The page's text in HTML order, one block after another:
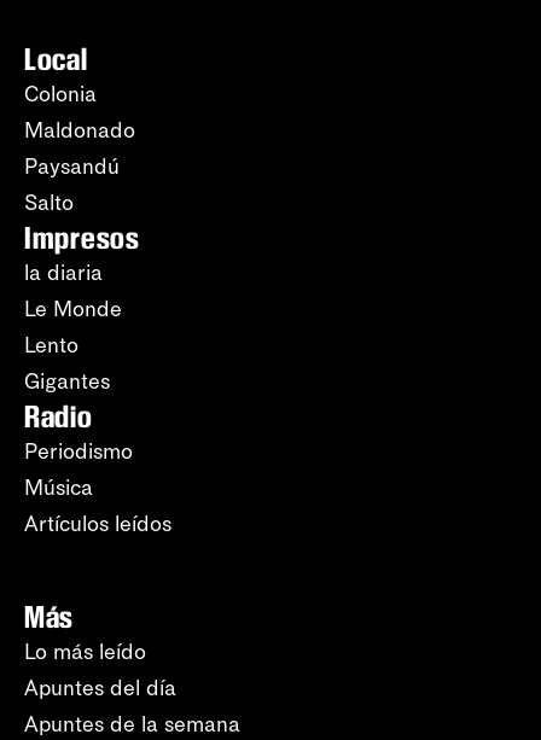
Local
Colonia
Maldonado
Paysandú
Salto
Impresos
la diaria
Le Monde
Lento
Gigantes
Radio
Periodismo
Música
Artículos leídos
Más
Lo más leído
Apuntes del día
Apuntes de la semana